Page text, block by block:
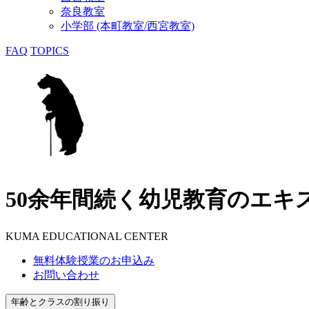
奈良教室
小学部 (本町教室/西宮教室)
FAQ TOPICS
50余年間続く幼児教育のエキ
KUMA EDUCATIONAL CENTER
無料体験授業のお申込み
お問い合わせ
年齢とクラスの割り振り